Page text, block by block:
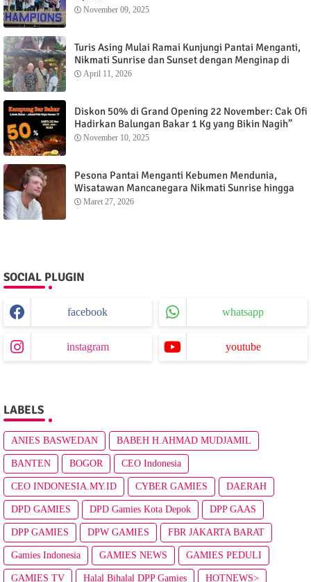
November 09, 2025
Turis Asing Mulai Ramai Kunjungi Pantai Menganti,
Nikmati Sunrise dan Sunset dengan Menginap di
Menganti Cottage
April 11, 2026
Diskon 50% di Grand Opening 22 November: Cak Ofi
Hadirkan Balungan Bakar 1 Kg yang Bikin Nagih”
November 10, 2025
Pesona Pantai Menganti Kebumen Mendunia,
Wisatawan Mancanegara Nikmati Sunrise hingga
Sunset dari Menganti Cottage
Maret 27, 2026
SOCIAL PLUGIN
facebook whatsapp
instagram youtube
LABELS
ANIES BASWEDAN BABEH H.AHMAD MUDJAMIL
BANTEN BOGOR CEO Indonesia
CEO INDONESIA.MY.ID CYBER GAMIES DAERAH
DPD GAMIES DPD Gamies Kota Depok DPP GAAS
DPP GAMIES DPW GAMIES FBR JAKARTA BARAT
Gamies Indonesia GAMIES NEWS GAMIES PEDULI
GAMIES TV Halal Bihalal DPP Gamies HOTNEWS>